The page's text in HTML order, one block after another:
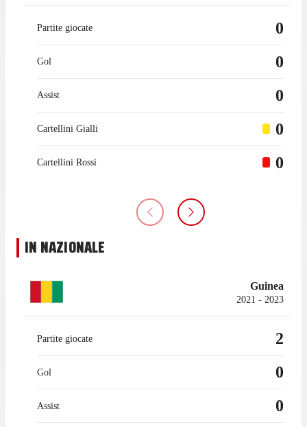
Partite giocate 0
Gol 0
Assist 0
Cartellini Gialli 0
Cartellini Rossi 0
IN NAZIONALE
Guinea
2021 - 2023
Partite giocate 2
Gol 0
Assist 0